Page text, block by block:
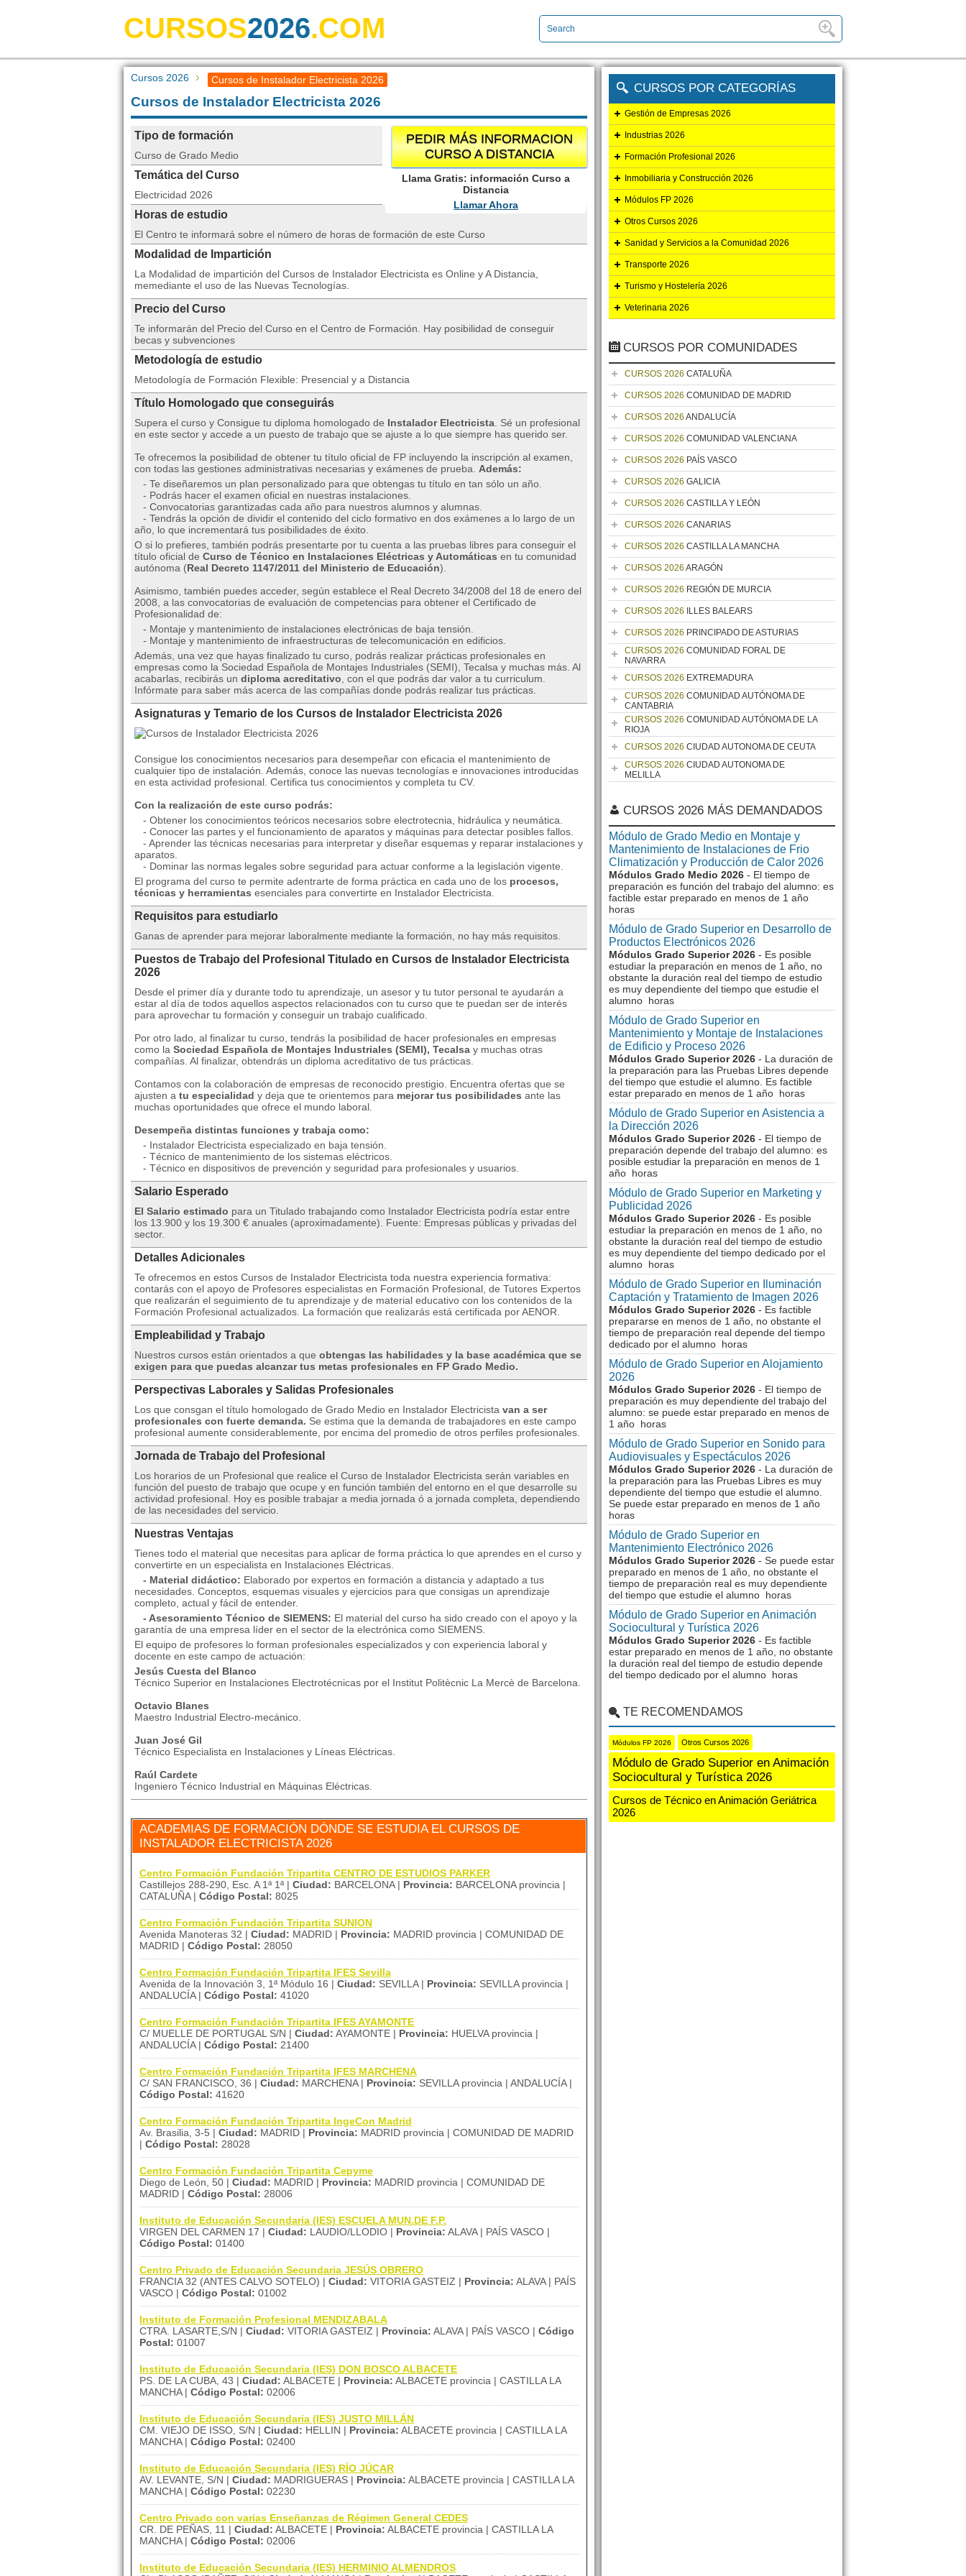
CURSOS2026.COM
Cursos 2026 Cursos de Instalador Electricista 2026
Cursos de Instalador Electricista 2026
PEDIR MÁS INFORMACION
CURSO A DISTANCIA
Llama Gratis: información Curso a
Distancia
Llamar Ahora
Tipo de formación
Curso de Grado Medio
Temática del Curso
Electricidad 2026
Horas de estudio
El Centro te informará sobre el número de horas de formación de este Curso
Modalidad de Impartición
La Modalidad de impartición del Cursos de Instalador Electricista es Online y A Distancia,
memediante el uso de las Nuevas Tecnologías.
Precio del Curso
Te informarán del Precio del Curso en el Centro de Formación. Hay posibilidad de conseguir
becas y subvenciones
Metodología de estudio
Metodología de Formación Flexible: Presencial y a Distancia
Título Homologado que conseguirás
Supera el curso y Consigue tu diploma homologado de Instalador Electricista . Sé un profesional
en este sector y accede a un puesto de trabajo que se ajuste a lo que siempre has querido ser.
Te ofrecemos la posibilidad de obtener tu título oficial de FP incluyendo la inscripción al examen,
con todas las gestiones administrativas necesarias y exámenes de prueba. Además:
- Te diseñaremos un plan personalizado para que obtengas tu título en tan sólo un año.
- Podrás hacer el examen oficial en nuestras instalaciones.
- Convocatorias garantizadas cada año para nuestros alumnos y alumnas.
- Tendrás la opción de dividir el contenido del ciclo formativo en dos exámenes a lo largo de un
año, lo que incrementará tus posibilidades de éxito.
O si lo prefieres, también podrás presentarte por tu cuenta a las pruebas libres para conseguir el
título oficial de Curso de Técnico en Instalaciones Eléctricas y Automáticas en tu comunidad
autónoma (Real Decreto 1147/2011 del Ministerio de Educación).
Asimismo, también puedes acceder, según establece el Real Decreto 34/2008 del 18 de enero del
2008, a las convocatorias de evaluación de competencias para obtener el Certificado de
Profesionalidad de:
- Montaje y mantenimiento de instalaciones electrónicas de baja tensión.
- Montaje y mantenimiento de infraestructuras de telecomunicación en edificios.
Además, una vez que hayas finalizado tu curso, podrás realizar prácticas profesionales en
empresas como la Sociedad Española de Montajes Industriales (SEMI), Tecalsa y muchas más. Al
acabarlas, recibirás un diploma acreditativo , con el que podrás dar valor a tu curriculum.
Infórmate para saber más acerca de las compañías donde podrás realizar tus prácticas.
Asignaturas y Temario de los Cursos de Instalador Electricista 2026
Consigue los conocimientos necesarios para desempeñar con eficacia el mantenimiento de
cualquier tipo de instalación. Además, conoce las nuevas tecnologías e innovaciones introducidas
en esta actividad profesional. Certifica tus conocimientos y completa tu CV.
Con la realización de este curso podrás:
- Obtener los conocimientos teóricos necesarios sobre electrotecnia, hidráulica y neumática.
- Conocer las partes y el funcionamiento de aparatos y máquinas para detectar posibles fallos.
- Aprender las técnicas necesarias para interpretar y diseñar esquemas y reparar instalaciones y
aparatos.
- Dominar las normas legales sobre seguridad para actuar conforme a la legislación vigente.
El programa del curso te permite adentrarte de forma práctica en cada uno de los procesos,
técnicas y herramientas esenciales para convertirte en Instalador Electricista.
Requisitos para estudiarlo
Ganas de aprender para mejorar laboralmente mediante la formación, no hay más requisitos.
Puestos de Trabajo del Profesional Titulado en Cursos de Instalador Electricista
2026
Desde el primer día y durante todo tu aprendizaje, un asesor y tu tutor personal te ayudarán a
estar al día de todos aquellos aspectos relacionados con tu curso que te puedan ser de interés
para aprovechar tu formación y conseguir un trabajo cualificado.
Por otro lado, al finalizar tu curso, tendrás la posibilidad de hacer profesionales en empresas
como la Sociedad Española de Montajes Industriales (SEMI), Tecalsa y muchas otras
compañías. Al finalizar, obtendrás un diploma acreditativo de tus prácticas.
Contamos con la colaboración de empresas de reconocido prestigio. Encuentra ofertas que se
ajusten a tu especialidad y deja que te orientemos para mejorar tus posibilidades ante las
muchas oportunidades que ofrece el mundo laboral.
Desempeña distintas funciones y trabaja como:
- Instalador Electricista especializado en baja tensión.
- Técnico de mantenimiento de los sistemas eléctricos.
- Técnico en dispositivos de prevención y seguridad para profesionales y usuarios.
Salario Esperado
El Salario estimado para un Titulado trabajando como Instalador Electricista podría estar entre
los 13.900 y los 19.300 € anuales (aproximadamente). Fuente: Empresas públicas y privadas del
sector.
Detalles Adicionales
Te ofrecemos en estos Cursos de Instalador Electricista toda nuestra experiencia formativa:
contarás con el apoyo de Profesores especialistas en Formación Profesional, de Tutores Expertos
que realizarán el seguimiento de tu aprendizaje y de material educativo con los contenidos de la
Formación Profesional actualizados. La formación que realizarás está certificada por AENOR.
Empleabilidad y Trabajo
Nuestros cursos están orientados a que obtengas las habilidades y la base académica que se
exigen para que puedas alcanzar tus metas profesionales en FP Grado Medio.
Perspectivas Laborales y Salidas Profesionales
Los que consgan el título homologado de Grado Medio en Instalador Electricista van a ser
profesionales con fuerte demanda. Se estima que la demanda de trabajadores en este campo
profesional aumente considerablemente, por encima del promedio de otros perfiles profesionales.
Jornada de Trabajo del Profesional
Los horarios de un Profesional que realice el Curso de Instalador Electricista serán variables en
función del puesto de trabajo que ocupe y en función también del entorno en el que desarrolle su
actividad profesional. Hoy es posible trabajar a media jornada ó a jornada completa, dependiendo
de las necesidades del servicio.
Nuestras Ventajas
Tienes todo el material que necesitas para aplicar de forma práctica lo que aprendes en el curso y
convertirte en un especialista en Instalaciones Eléctricas.
- Material didáctico: Elaborado por expertos en formación a distancia y adaptado a tus
necesidades. Conceptos, esquemas visuales y ejercicios para que consigas un aprendizaje
completo, actual y fácil de entender.
- Asesoramiento Técnico de SIEMENS: El material del curso ha sido creado con el apoyo y la
garantía de una empresa líder en el sector de la electrónica como SIEMENS.
El equipo de profesores lo forman profesionales especializados y con experiencia laboral y
docente en este campo de actuación:
Jesús Cuesta del Blanco
Técnico Superior en Instalaciones Electrotécnicas por el Institut Politècnic La Mercè de Barcelona.
Octavio Blanes
Maestro Industrial Electro-mecánico.
Juan José Gil
Técnico Especialista en Instalaciones y Líneas Eléctricas.
Raúl Cardete
Ingeniero Técnico Industrial en Máquinas Eléctricas.
ACADEMIAS DE FORMACIÓN DÓNDE SE ESTUDIA EL CURSOS DE
INSTALADOR ELECTRICISTA 2026
Centro Formación Fundación Tripartita CENTRO DE ESTUDIOS PARKER
Castillejos 288-290, Esc. A 1ª 1ª | Ciudad: BARCELONA | Provincia: BARCELONA provincia |
CATALUÑA | Código Postal: 8025
Centro Formación Fundación Tripartita SUNION
Avenida Manoteras 32 | Ciudad: MADRID | Provincia: MADRID provincia | COMUNIDAD DE
MADRID | Código Postal: 28050
Centro Formación Fundación Tripartita IFES Sevilla
Avenida de la Innovación 3, 1ª Módulo 16 | Ciudad: SEVILLA | Provincia: SEVILLA provincia |
ANDALUCÍA | Código Postal: 41020
Centro Formación Fundación Tripartita IFES AYAMONTE
C/ MUELLE DE PORTUGAL S/N | Ciudad: AYAMONTE | Provincia: HUELVA provincia |
ANDALUCÍA | Código Postal: 21400
Centro Formación Fundación Tripartita IFES MARCHENA
C/ SAN FRANCISCO, 36 | Ciudad: MARCHENA | Provincia: SEVILLA provincia | ANDALUCÍA |
Código Postal: 41620
Centro Formación Fundación Tripartita IngeCon Madrid
Av. Brasilia, 3-5 | Ciudad: MADRID | Provincia: MADRID provincia | COMUNIDAD DE MADRID
| Código Postal: 28028
Centro Formación Fundación Tripartita Cepyme
Diego de León, 50 | Ciudad: MADRID | Provincia: MADRID provincia | COMUNIDAD DE
MADRID | Código Postal: 28006
Instituto de Educación Secundaria (IES) ESCUELA MUN.DE F.P.
VIRGEN DEL CARMEN 17 | Ciudad: LAUDIO/LLODIO | Provincia: ALAVA | PAÍS VASCO |
Código Postal: 01400
Centro Privado de Educación Secundaria JESÚS OBRERO
FRANCIA 32 (ANTES CALVO SOTELO) | Ciudad: VITORIA GASTEIZ | Provincia: ALAVA | PAÍS
VASCO | Código Postal: 01002
Instituto de Formación Profesional MENDIZABALA
CTRA. LASARTE,S/N | Ciudad: VITORIA GASTEIZ | Provincia: ALAVA | PAÍS VASCO | Código
Postal: 01007
Instituto de Educación Secundaria (IES) DON BOSCO ALBACETE
PS. DE LA CUBA, 43 | Ciudad: ALBACETE | Provincia: ALBACETE provincia | CASTILLA LA
MANCHA | Código Postal: 02006
Instituto de Educación Secundaria (IES) JUSTO MILLÁN
CM. VIEJO DE ISSO, S/N | Ciudad: HELLIN | Provincia: ALBACETE provincia | CASTILLA LA
MANCHA | Código Postal: 02400
Instituto de Educación Secundaria (IES) RÍO JÚCAR
AV. LEVANTE, S/N | Ciudad: MADRIGUERAS | Provincia: ALBACETE provincia | CASTILLA LA
MANCHA | Código Postal: 02230
Centro Privado con varias Enseñanzas de Régimen General CEDES
CR. DE PEÑAS, 11 | Ciudad: ALBACETE | Provincia: ALBACETE provincia | CASTILLA LA
MANCHA | Código Postal: 02006
Instituto de Educación Secundaria (IES) HERMINIO ALMENDROS
CURSOS POR CATEGORÍAS
Gestión de Empresas 2026
Industrias 2026
Formación Profesional 2026
Inmobiliaria y Construcción 2026
Módulos FP 2026
Otros Cursos 2026
Sanidad y Servicios a la Comunidad 2026
Transporte 2026
Turismo y Hostelería 2026
Veterinaria 2026
CURSOS POR COMUNIDADES
CURSOS 2026 CATALUÑA
CURSOS 2026 COMUNIDAD DE MADRID
CURSOS 2026 ANDALUCÍA
CURSOS 2026 COMUNIDAD VALENCIANA
CURSOS 2026 PAÍS VASCO
CURSOS 2026 GALICIA
CURSOS 2026 CASTILLA Y LEÓN
CURSOS 2026 CANARIAS
CURSOS 2026 CASTILLA LA MANCHA
CURSOS 2026 ARAGÓN
CURSOS 2026 REGIÓN DE MURCIA
CURSOS 2026 ILLES BALEARS
CURSOS 2026 PRINCIPADO DE ASTURIAS
CURSOS 2026 COMUNIDAD FORAL DE
NAVARRA
CURSOS 2026 EXTREMADURA
CURSOS 2026 COMUNIDAD AUTÓNOMA DE
CANTABRIA
CURSOS 2026 COMUNIDAD AUTÓNOMA DE LA
RIOJA
CURSOS 2026 CIUDAD AUTONOMA DE CEUTA
CURSOS 2026 CIUDAD AUTONOMA DE
MELILLA
CURSOS 2026 MÁS DEMANDADOS
Módulo de Grado Medio en Montaje y
Mantenimiento de Instalaciones de Frio
Climatización y Producción de Calor 2026
Módulos Grado Medio 2026 - El tiempo de
preparación es función del trabajo del alumno: es
factible estar preparado en menos de 1 año
horas
Módulo de Grado Superior en Desarrollo de
Productos Electrónicos 2026
Módulos Grado Superior 2026 - Es posible
estudiar la preparación en menos de 1 año, no
obstante la duración real del tiempo de estudio
es muy dependiente del tiempo que estudie el
alumno horas
Módulo de Grado Superior en
Mantenimiento y Montaje de Instalaciones
de Edificio y Proceso 2026
Módulos Grado Superior 2026 - La duración de
la preparación para las Pruebas Libres depende
del tiempo que estudie el alumno. Es factible
estar preparado en menos de 1 año horas
Módulo de Grado Superior en Asistencia a
la Dirección 2026
Módulos Grado Superior 2026 - El tiempo de
preparación depende del trabajo del alumno: es
posible estudiar la preparación en menos de 1
año horas
Módulo de Grado Superior en Marketing y
Publicidad 2026
Módulos Grado Superior 2026 - Es posible
estudiar la preparación en menos de 1 año, no
obstante la duración real del tiempo de estudio
es muy dependiente del tiempo dedicado por el
alumno horas
Módulo de Grado Superior en Iluminación
Captación y Tratamiento de Imagen 2026
Módulos Grado Superior 2026 - Es factible
prepararse en menos de 1 año, no obstante el
tiempo de preparación real depende del tiempo
dedicado por el alumno horas
Módulo de Grado Superior en Alojamiento
2026
Módulos Grado Superior 2026 - El tiempo de
preparación es muy dependiente del trabajo del
alumno: se puede estar preparado en menos de
1 año horas
Módulo de Grado Superior en Sonido para
Audiovisuales y Espectáculos 2026
Módulos Grado Superior 2026 - La duración de
la preparación para las Pruebas Libres es muy
dependiente del tiempo que estudie el alumno.
Se puede estar preparado en menos de 1 año
horas
Módulo de Grado Superior en
Mantenimiento Electrónico 2026
Módulos Grado Superior 2026 - Se puede estar
preparado en menos de 1 año, no obstante el
tiempo de preparación real es muy dependiente
del tiempo que estudie el alumno horas
Módulo de Grado Superior en Animación
Sociocultural y Turística 2026
Módulos Grado Superior 2026 - Es factible
estar preparado en menos de 1 año, no obstante
la duración real del tiempo de estudio depende
del tiempo dedicado por el alumno horas
TE RECOMENDAMOS
Módulos FP 2026 Otros Cursos 2026
Módulo de Grado Superior en Animación
Sociocultural y Turística 2026
Cursos de Técnico en Animación Geriátrica
2026